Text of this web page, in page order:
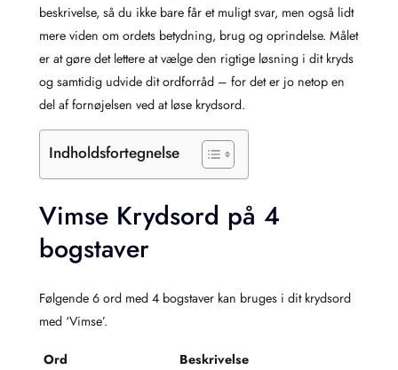
beskrivelse, så du ikke bare får et muligt svar, men også lidt
mere viden om ordets betydning, brug og oprindelse. Målet
er at gøre det lettere at vælge den rigtige løsning i dit kryds
og samtidig udvide dit ordforråd – for det er jo netop en
del af fornøjelsen ved at løse krydsord.
Indholdsfortegnelse
Vimse Krydsord på 4
bogstaver
Følgende 6 ord med 4 bogstaver kan bruges i dit krydsord
med ‘Vimse’.
Ord Beskrivelse